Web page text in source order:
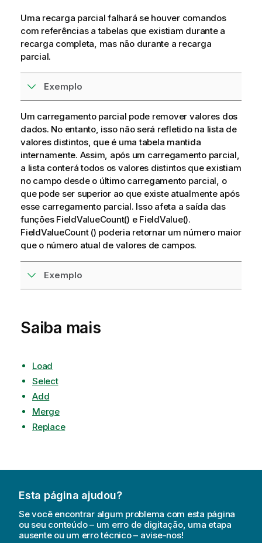
a
Uma recarga parcial falhará se houver comandos
com referências a tabelas que existiam durante a
recarga completa, mas não durante a recarga
parcial.
Exemplo
Um carregamento parcial pode remover valores dos
dados. No entanto, isso não será refletido na lista de
valores distintos, que é uma tabela mantida
internamente. Assim, após um carregamento parcial,
a lista conterá todos os valores distintos que existiam
no campo desde o último carregamento parcial, o
que pode ser superior ao que existe atualmente após
esse carregamento parcial. Isso afeta a saída das
funções FieldValueCount() e FieldValue().
FieldValueCount () poderia retornar um número maior
que o número atual de valores de campos.
Exemplo
Saiba mais
Load
Select
Add
Merge
Replace
Esta página ajudou?
Se você encontrar algum problema com esta página
ou seu conteúdo – um erro de digitação, uma etapa
ausente ou um erro técnico – avise-nos!